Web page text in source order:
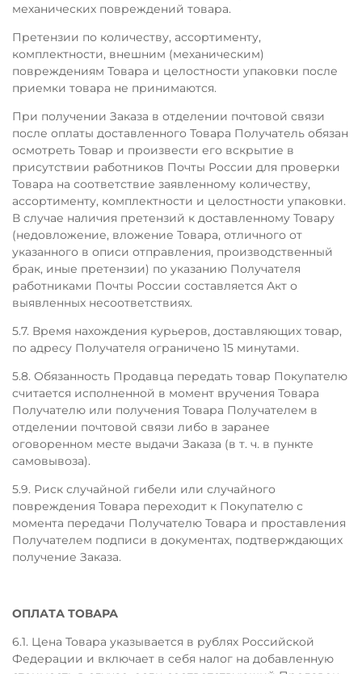
механических повреждений товара.
Претензии по количеству, ассортименту,
комплектности, внешним (механическим)
повреждениям Товара и целостности упаковки после
приемки товара не принимаются.
При получении Заказа в отделении почтовой связи
после оплаты доставленного Товара Получатель обязан
осмотреть Товар и произвести его вскрытие в
присутствии работников Почты России для проверки
Товара на соответствие заявленному количеству,
ассортименту, комплектности и целостности упаковки.
В случае наличия претензий к доставленному Товару
(недовложение, вложение Товара, отличного от
указанного в описи отправления, производственный
брак, иные претензии) по указанию Получателя
работниками Почты России составляется Акт о
выявленных несоответствиях.
5.7. Время нахождения курьеров, доставляющих товар,
по адресу Получателя ограничено 15 минутами.
5.8. Обязанность Продавца передать товар Покупателю
считается исполненной в момент вручения Товара
Получателю или получения Товара Получателем в
отделении почтовой связи либо в заранее
оговоренном месте выдачи Заказа (в т. ч. в пункте
самовывоза).
5.9. Риск случайной гибели или случайного
повреждения Товара переходит к Покупателю с
момента передачи Получателю Товара и проставления
Получателем подписи в документах, подтверждающих
получение Заказа.
ОПЛАТА ТОВАРА
6.1. Цена Товара указывается в рублях Российской
Федерации и включает в себя налог на добавленную